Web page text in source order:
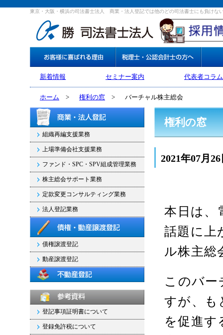
東京・大阪・横浜の司法書士法人 商業・法人登記では他のどの司法書士にも負けな
新着情報 セミナー案内 代表者コラム
ホーム > 権利の窓 > バーチャル株主総会
組織再編支援業務
上場準備会社支援業務
ファンド・SPC・SPV組成管理業務
株主総会サポート業務
定款変更コンサルティング業務
法人登記業務
債権譲渡登記
動産譲渡登記
登記事項証明書について
登録免許税について
権利の窓
2021年07月
本日は、
話題に上
ル株主総
このバー
すが、も
を促進す